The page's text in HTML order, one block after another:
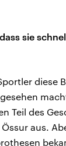
sie
diese
Teil des
aus.